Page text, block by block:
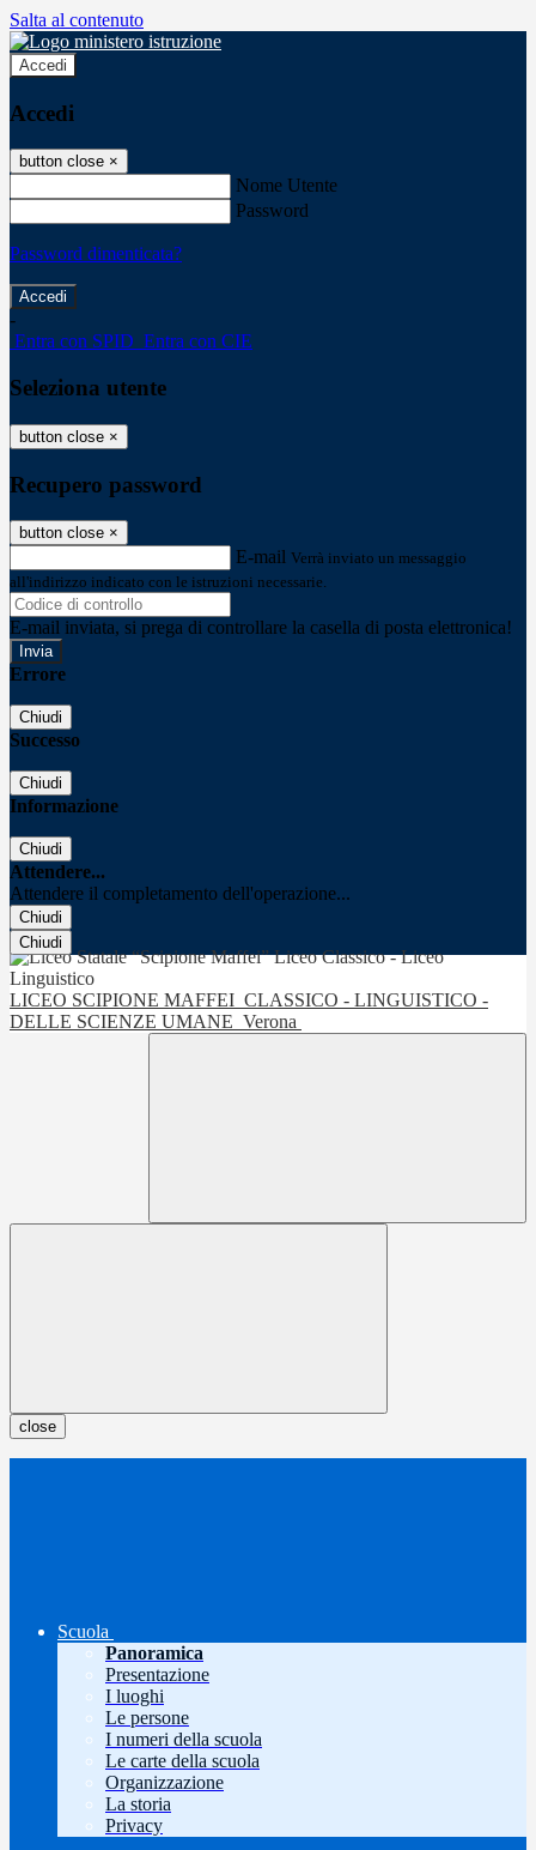
Salta al contenuto
Accedi
Accedi
button close ×
Nome Utente
Password
Password dimenticata?
-
Entra con SPID Entra con CIE
Seleziona utente
button close ×
Recupero password
button close ×
E-mail Verrà inviato un messaggio
all'indirizzo indicato con le istruzioni necessarie.
E-mail inviata, si prega di controllare la casella di posta elettronica!
Errore
Chiudi
Successo
Chiudi
Informazione
Chiudi
Attendere...
Attendere il completamento dell'operazione...
Chiudi
Chiudi
LICEO SCIPIONE MAFFEI CLASSICO - LINGUISTICO -
DELLE SCIENZE UMANE Verona
close
Scuola
Panoramica
Presentazione
I luoghi
Le persone
I numeri della scuola
Le carte della scuola
Organizzazione
La storia
Privacy